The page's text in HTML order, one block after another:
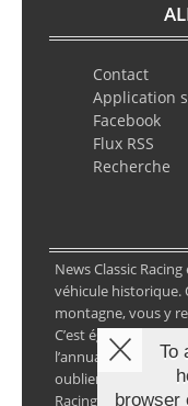
Contact
Application
Facebook
Flux RSS
Recherche
News Classic
véhicule historique.
montagne, vous y
C’est également le
l’annuaire des
oublier les petites
Racing Annonces.
To
browser